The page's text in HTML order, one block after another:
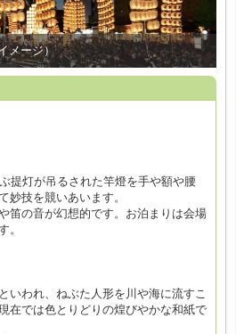
メージ）
提灯が吊るされた竿燈を手や額や腰
妙技を競いあいます。
笛の音が幻想的です。お泊まりは会場
。
いわれ、ねぶた人形を川や海に流すこ
在では色とりどりの煌びやかな和紙で